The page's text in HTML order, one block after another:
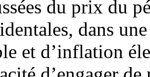
du prix du
dans
et d’inflation